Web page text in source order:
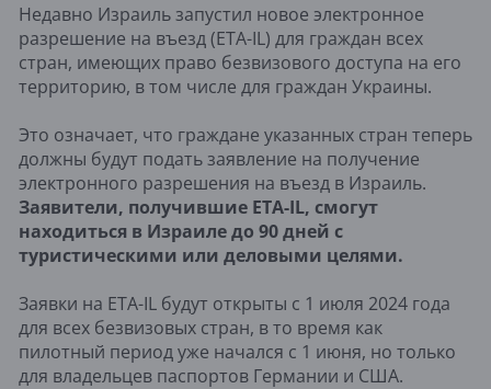
Недавно Израиль запустил новое электронное
разрешение на въезд (ETA-IL) для граждан всех
стран, имеющих право безвизового доступа на его
территорию, в том числе для граждан Украины.
Это означает, что граждане указанных стран теперь
должны будут подать заявление на получение
электронного разрешения на въезд в Израиль.
Заявители, получившие ETA-IL, смогут
находиться в Израиле до 90 дней с
туристическими или деловыми целями.
Заявки на ETA-IL будут открыты с 1 июля 2024 года
для всех безвизовых стран, в то время как
пилотный период уже начался с 1 июня, но только
для владельцев паспортов Германии и США.